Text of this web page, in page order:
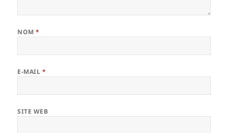
NOM*
E-MAIL *
SITE WEB